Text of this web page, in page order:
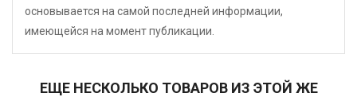
основывается на самой последней информации,
имеющейся на момент публикации.
ЕЩЕ НЕСКОЛЬКО ТОВАРОВ ИЗ ЭТОЙ ЖЕ